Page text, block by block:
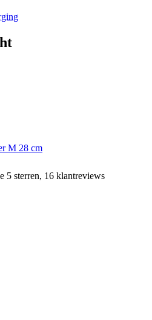
M 28 cm
5 sterren, 16 klantreviews